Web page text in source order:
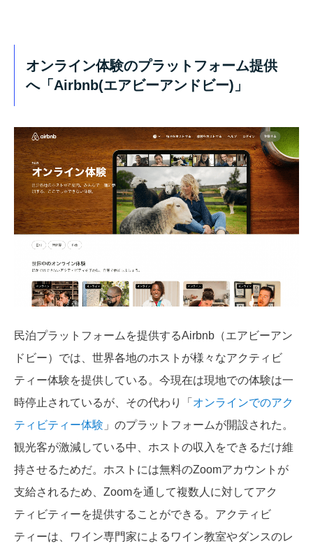
オンライン体験のプラットフォーム提供
へ「Airbnb(エアビーアンドビー)」
民泊プラットフォームを提供するAirbnb（エアビーアン
ドビー）では、世界各地のホストが様々なアクティビ
ティー体験を提供している。今現在は現地での体験は一
時停止されているが、その代わり「 オンラインでのアク
ティビティー体験 」のプラットフォームが開設された。
観光客が激減している中、ホストの収入をできるだけ維
持させるためだ。ホストには無料のZoomアカウントが
支給されるため、Zoomを通して複数人に対してアク
ティビティーを提供することができる。アクティビ
ティーは、ワイン専門家によるワイン教室やダンスのレ